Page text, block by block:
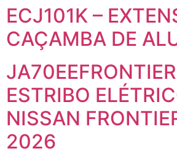
ECJ101K –
CAÇAMBA DE
ESTRIBO
NISSAN
2026